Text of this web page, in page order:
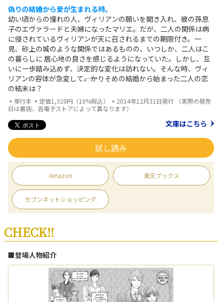
偽りの結婚から愛が生まれる時。
幼い頃からの憧れの人、ヴィリアンの願いを聞き入れ、彼の孫息
子のエヴァラードと夫婦になったマリエ。だが、二人の関係は病
に侵されているヴィリアンが天に召されるまでの期限付き。一
見、砂上の城のような関係ではあるものの、いつしか、二人はこ
の暮らしに 居心地の良さを感じるようになっていた。しかし、互
いに一歩踏み込めず、決定的な変化は訪れない。そんな時、ヴィ
リアンの容体が急変して――。かりそめの結婚から始まった二人の恋
の結末は？
▪単行本 ▪定価1,320円（10%税込） ▪2014年12月31日発行 （実際の発売
日は書店、各電子ストアによって異なります）
文庫はこちら
試し読み
Amazon 楽天ブックス
セブンネットショッピング
CHECK!!
■登場人物紹介